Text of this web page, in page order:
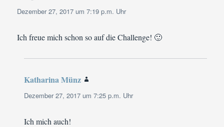
Dezember 27, 2017 um 7:19 p.m. Uhr
Ich freue mich schon so auf die Challenge! 🙂
Katharina Münz
Dezember 27, 2017 um 7:25 p.m. Uhr
Ich mich auch!